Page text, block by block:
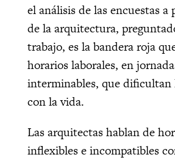
el análisis de las encuestas a
de la arquitectura,
trabajo, es la bandera roja
horarios laborales, en
interminables, que
con la vida.
Las arquitectas hablan de
inflexibles e incompatibles